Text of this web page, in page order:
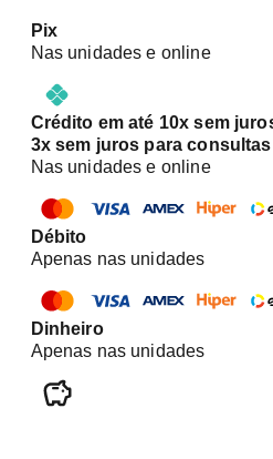
Pix
Nas unidades e online
Crédito em até 10x sem
3x sem juros para consultas
Nas unidades e online
Débito
Apenas nas unidades
Dinheiro
Apenas nas unidades